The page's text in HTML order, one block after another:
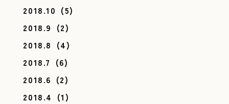
2018.10 (5)
2018.9 (2)
2018.8 (4)
2018.7 (6)
2018.6 (2)
2018.4 (1)